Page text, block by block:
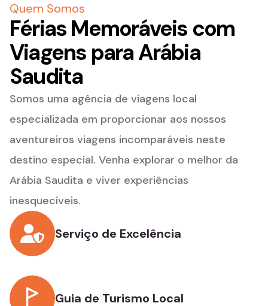
Quem Somos
Férias Memoráveis com
Viagens para Arábia
Saudita
Somos uma agência de viagens local
especializada em proporcionar aos nossos
aventureiros viagens incomparáveis ​​neste
destino especial. Venha explorar o melhor da
Arábia Saudita e viver experiências
inesquecíveis.
Serviço de Excelência
Guia de Turismo Local